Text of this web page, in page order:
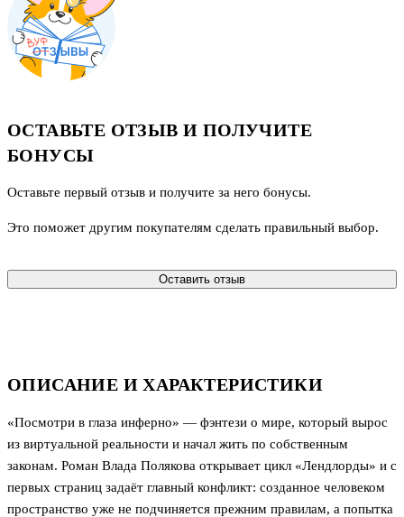
ОПИСАНИЕ И ХАРАКТЕРИСТИКИ
«Посмотри в глаза инферно» — фэнтези о мире, который вырос
из виртуальной реальности и начал жить по собственным
законам. Роман Влада Полякова открывает цикл «Лендлорды» и с
первых страниц задаёт главный конфликт: созданное человеком
пространство уже не подчиняется прежним правилам, а попытка
ОСТАВЬТЕ ОТЗЫВ И ПОЛУЧИТЕ
БОНУСЫ
Оставьте первый отзыв и получите за него бонусы.
Это поможет другим покупателям сделать правильный выбор.
Оставить отзыв